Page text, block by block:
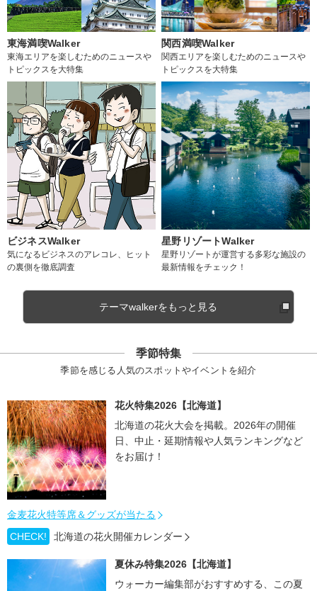
東海満喫Walker
東海エリアを楽しむためのニュースや
トピックスを大特集
関西満喫Walker
関西エリアを楽しむためのニュースや
トピックスを大特集
ビジネスWalker
気になるビジネスのアレコレ、ヒット
の裏側を徹底調査
星野リゾートWalker
星野リゾートが運営する多彩な施設の
最新情報をチェック！
テーマwalkerをもっと見る
季節特集
季節を感じる人気のスポットやイベントを紹介
花火特集2026【北海道】
北海道の花火大会を掲載。2026年の開催
日、中止・延期情報や人気ランキングなど
をお届け！
金麦花火特等席＆グッズが当たる
CHECK!
北海道の花火開催カレンダー
夏休み特集2026【北海道】
ウォーカー編集部がおすすめする、この夏